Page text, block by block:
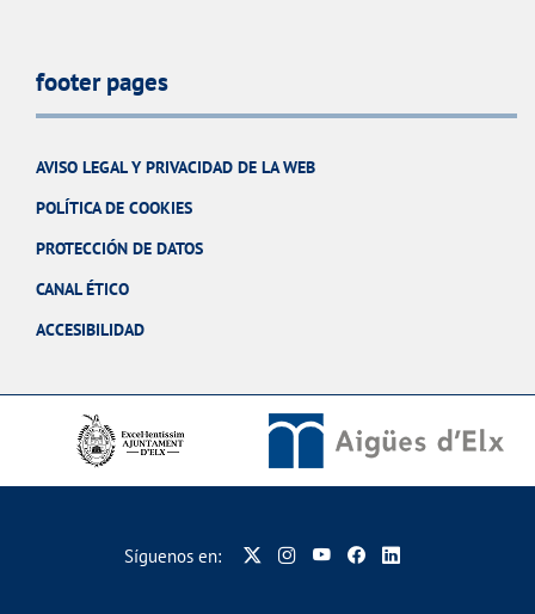
footer pages
AVISO LEGAL Y PRIVACIDAD DE LA WEB
POLÍTICA DE COOKIES
PROTECCIÓN DE DATOS
CANAL ÉTICO
ACCESIBILIDAD
Síguenos en: